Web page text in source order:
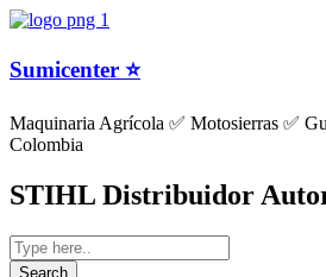
Sumicenter ⭐
Maquinaria Agrícola ✅ Motosierras ✅
Colombia
STIHL Distribuidor